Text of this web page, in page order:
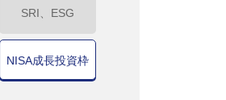
SRI、ESG
NISA成長投資枠